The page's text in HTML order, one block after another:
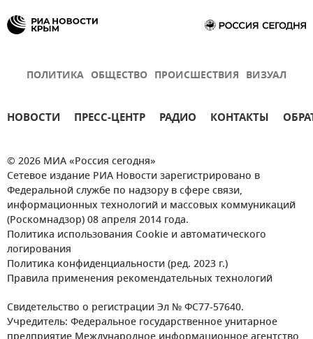
ПОЛИТИКА ОБЩЕСТВО ПРОИСШЕСТВИЯ ВИЗУАЛ
НОВОСТИ ПРЕСС-ЦЕНТР РАДИО КОНТАКТЫ
© 2026 МИА «Россия сегодня»
Сетевое издание РИА Новости зарегистрировано в
Федеральной службе по надзору в сфере связи,
информационных технологий и массовых коммуникаций
(Роскомнадзор) 08 апреля 2014 года.
Политика использования Cookie и автоматического
логирования
Политика конфиденциальности (ред. 2023 г.)
Правила применения рекомендательных технологий
Свидетельство о регистрации Эл № ФС77-57640.
Учредитель: Федеральное государственное унитарное